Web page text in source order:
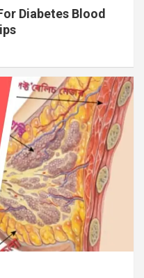
Diabetes Blood